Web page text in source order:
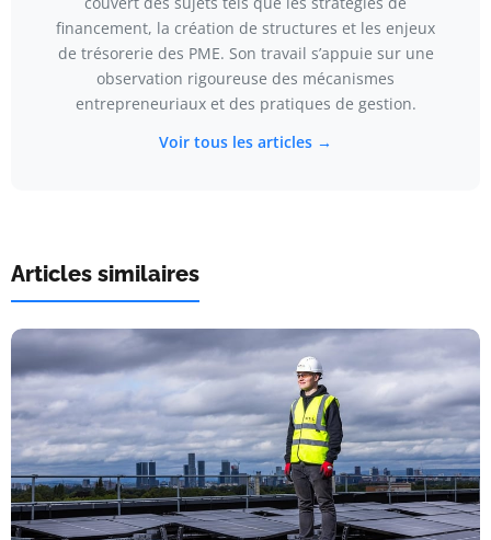
financement, la création de structures et les enjeux
de trésorerie des PME. Son travail s’appuie sur une
observation rigoureuse des mécanismes
entrepreneuriaux et des pratiques de gestion.
Voir tous les articles →
Articles similaires